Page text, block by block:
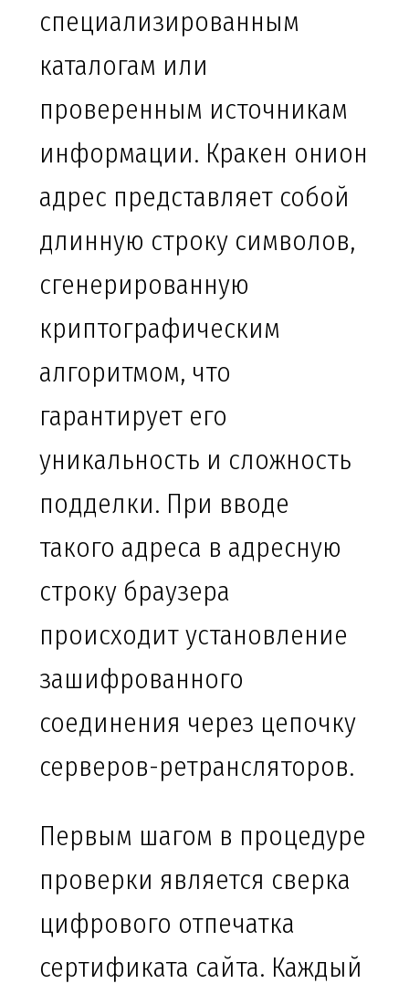
специализированным
каталогам или
проверенным источникам
информации. Кракен онион
адрес представляет собой
длинную строку символов,
сгенерированную
криптографическим
алгоритмом, что
гарантирует его
уникальность и сложность
подделки. При вводе
такого адреса в адресную
строку браузера
происходит установление
зашифрованного
соединения через цепочку
серверов-ретрансляторов.
Первым шагом в процедуре
проверки является сверка
цифрового отпечатка
сертификата сайта. Каждый